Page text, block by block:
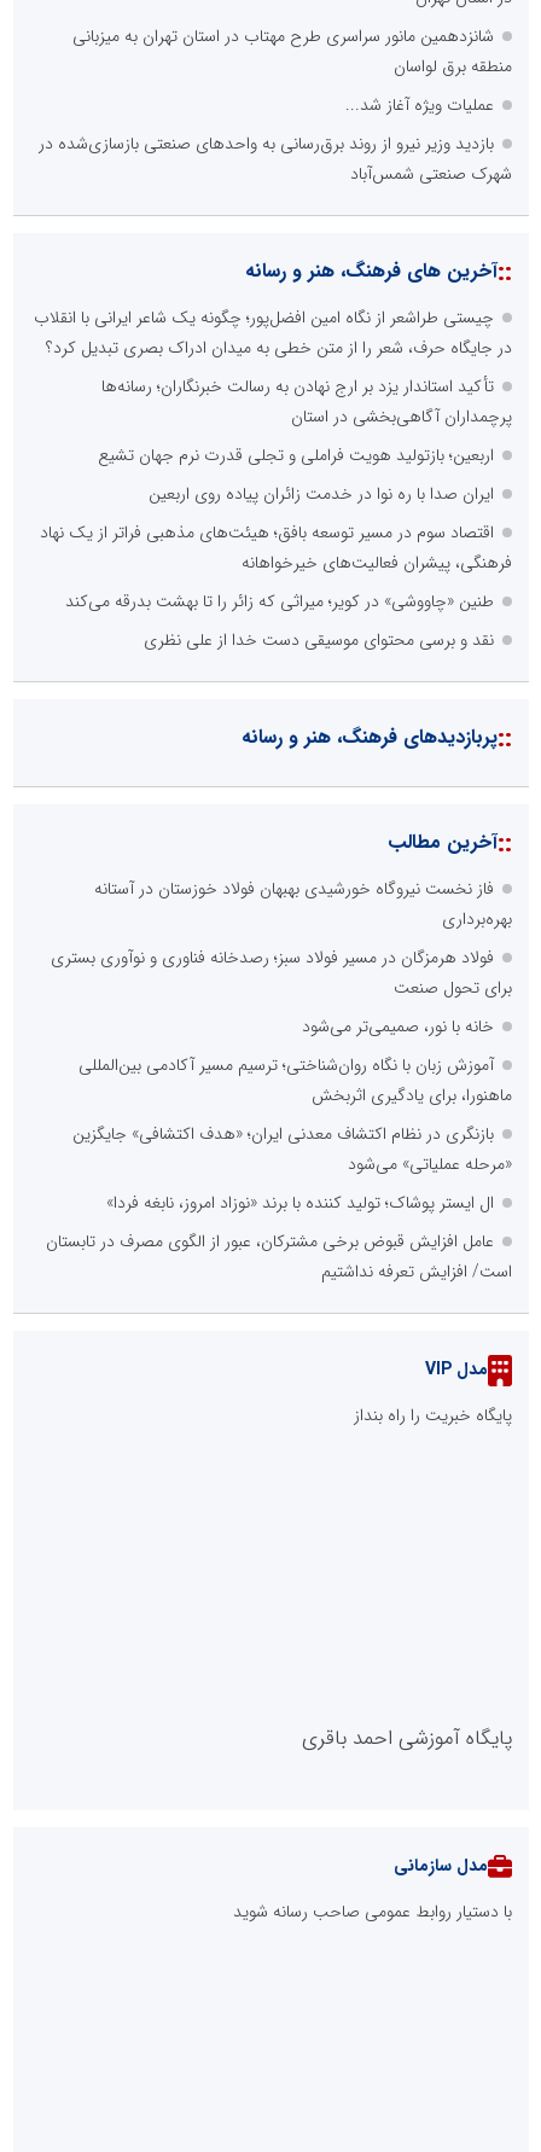
شانزدهمین مانور سراسری طرح مهتاب در استان تهران به میزبانی
منطقه برق لواسان
عملیات ویژه آغاز شد...
بازدید وزیر نیرو از روند برق‌رسانی به واحدهای صنعتی بازسازی‌شده در
شهرک صنعتی شمس‌آباد
::آخرین های فرهنگ، هنر و رسانه
چیستی طراشعر از نگاه امین افضل‌پور؛ چگونه یک شاعر ایرانی با انقلاب
در جایگاه حرف، شعر را از متن خطی به میدان ادراک بصری تبدیل کرد؟
تأکید استاندار یزد بر ارج نهادن به رسالت خبرنگاران؛ رسانه‌ها
پرچمداران آگاهی‌بخشی در استان
اربعین؛ بازتولید هویت فراملی و تجلی قدرت نرم جهان تشیع
ایران صدا با ره نوا در خدمت زائران پیاده روی اربعین
اقتصاد سوم در مسیر توسعه بافق؛ هیئت‌های مذهبی فراتر از یک نهاد
فرهنگی، پیشران فعالیت‌های خیرخواهانه
طنین «چاووشی» در کویر؛ میراثی که زائر را تا بهشت بدرقه می‌کند
نقد و برسی محتوای موسیقی دست خدا از علی نظری
::پربازدیدهای فرهنگ، هنر و رسانه
::آخرین مطالب
فاز نخست نیروگاه خورشیدی بهبهان فولاد خوزستان در آستانه
بهره‌برداری
فولاد هرمزگان در مسیر فولاد سبز؛ رصدخانه فناوری و نوآوری بستری
برای تحول صنعت
خانه با نور، صمیمی‌تر می‌شود
آموزش زبان با نگاه روان‌شناختی؛ ترسیم مسیر آکادمی بین‌المللی
ماهنورا، برای یادگیری اثربخش
بازنگری در نظام اکتشاف معدنی ایران؛ «هدف اکتشافی» جایگزین
«مرحله عملیاتی» می‌شود
ال ایستر پوشاک؛ تولید کننده با برند «نوزاد امروز، نابغه فردا»
عامل افزایش قبوض برخی مشترکان، عبور از الگوی مصرف در تابستان
است/ افزایش تعرفه نداشتیم
مدل VIP
پایگاه خبریت را راه بنداز
پایگاه آموزشی احمد باقری
مدل سازمانی
با دستیار روابط عمومی صاحب رسانه شوید